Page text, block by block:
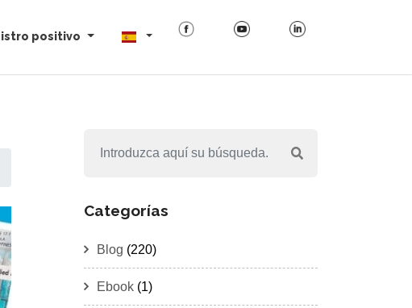
positivo
Categorías
Blog (220)
Ebook (1)